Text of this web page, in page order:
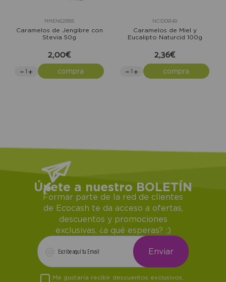
MMEN628185
Caramelos de Jengibre con
Stevia 50g
2,00€
compra
NCID09149
Caramelos de Miel y
Eucalipto Naturcid 100g
2,36€
compra
Únete a nuestro BOLETÍN
Formar parte de la red de clientes
de Ecocash te da acceso a ofertas,
descuentos y promociones
exclusivas, ¿a qué esperas? ;)
Me gustaría recibir descuentos exclusivos,